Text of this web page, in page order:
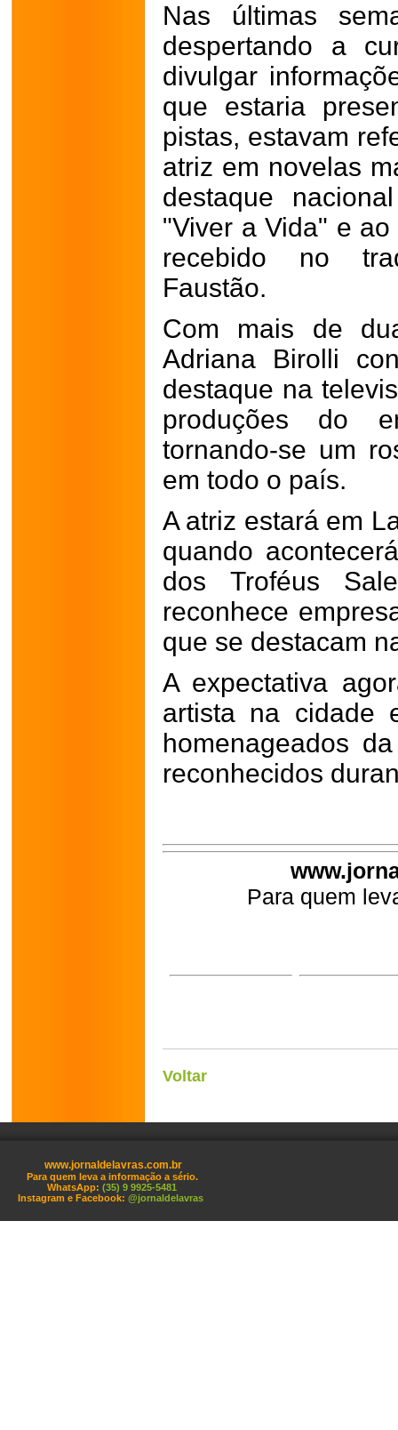
Nas últimas
despertando a
divulgar
que estaria
pistas, estavam
atriz em novelas
destaque
"Viver a Vida" e
recebido no
Faustão.
Com mais de
Adriana Birolli
destaque na
produções do
tornando-se um
em todo o país.
A atriz estará em
quando
dos Troféus
reconhece
que se destacam
A expectativa
artista na cidade
homenageados
reconhecidos
Para quem
Voltar
www.jornaldelavras.com.br
Para quem leva a informação a sério.
WhatsApp: (35) 9 9925-5481
Instagram e Facebook: @jornaldelavras